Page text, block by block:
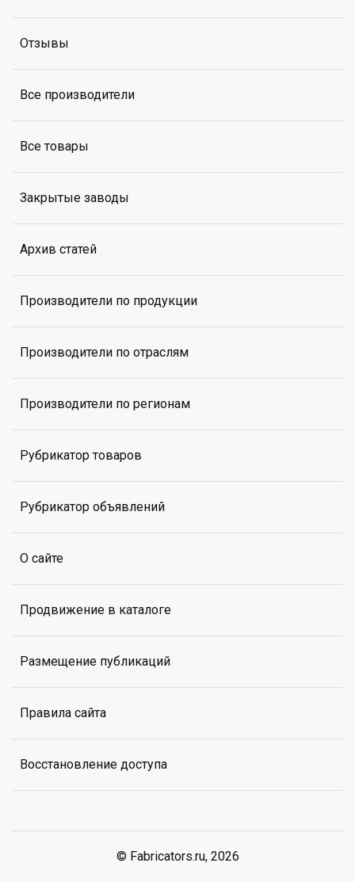
Отзывы
Все производители
Все товары
Закрытые заводы
Архив статей
Производители по продукции
Производители по отраслям
Производители по регионам
Рубрикатор товаров
Рубрикатор объявлений
О сайте
Продвижение в каталоге
Размещение публикаций
Правила сайта
Восстановление доступа
© Fabricators.ru, 2026